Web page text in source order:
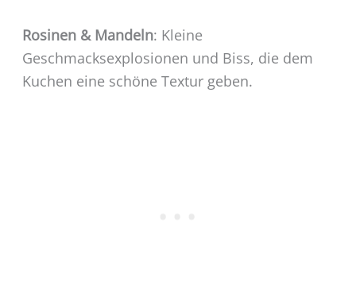
Rosinen & Mandeln: Kleine
Geschmacksexplosionen und Biss, die dem
Kuchen eine schöne Textur geben.